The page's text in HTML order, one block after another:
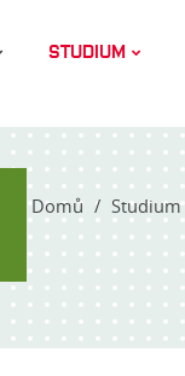
STUDIUM
Domů Studium